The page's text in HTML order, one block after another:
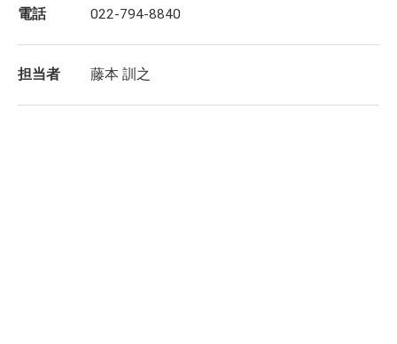
電話 022-794-8840
担当者 藤本 訓之